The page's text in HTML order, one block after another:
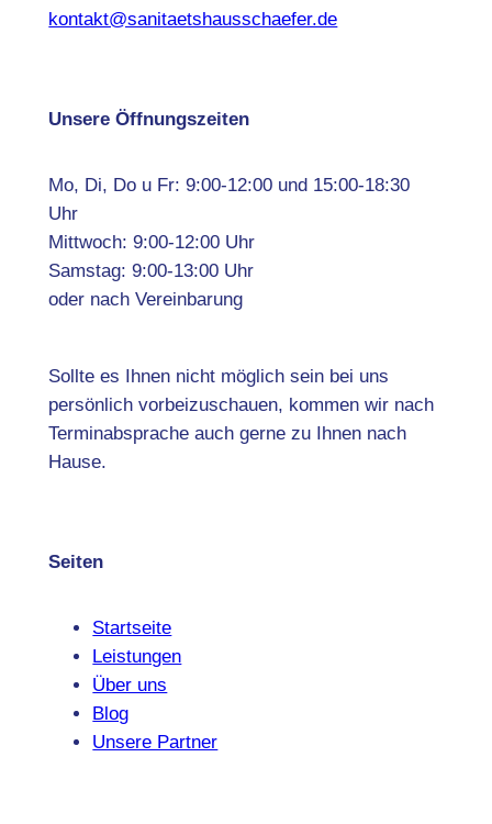
kontakt@sanitaetshausschaefer.de
Unsere Öffnungszeiten
Mo, Di, Do u Fr: 9:00-12:00 und 15:00-18:30
Uhr
Mittwoch: 9:00-12:00 Uhr
Samstag: 9:00-13:00 Uhr
oder nach Vereinbarung
Sollte es Ihnen nicht möglich sein bei uns
persönlich vorbeizuschauen, kommen wir nach
Terminabsprache auch gerne zu Ihnen nach
Hause.
Seiten
Startseite
Leistungen
Über uns
Blog
Unsere Partner